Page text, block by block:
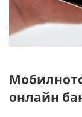
онлайн